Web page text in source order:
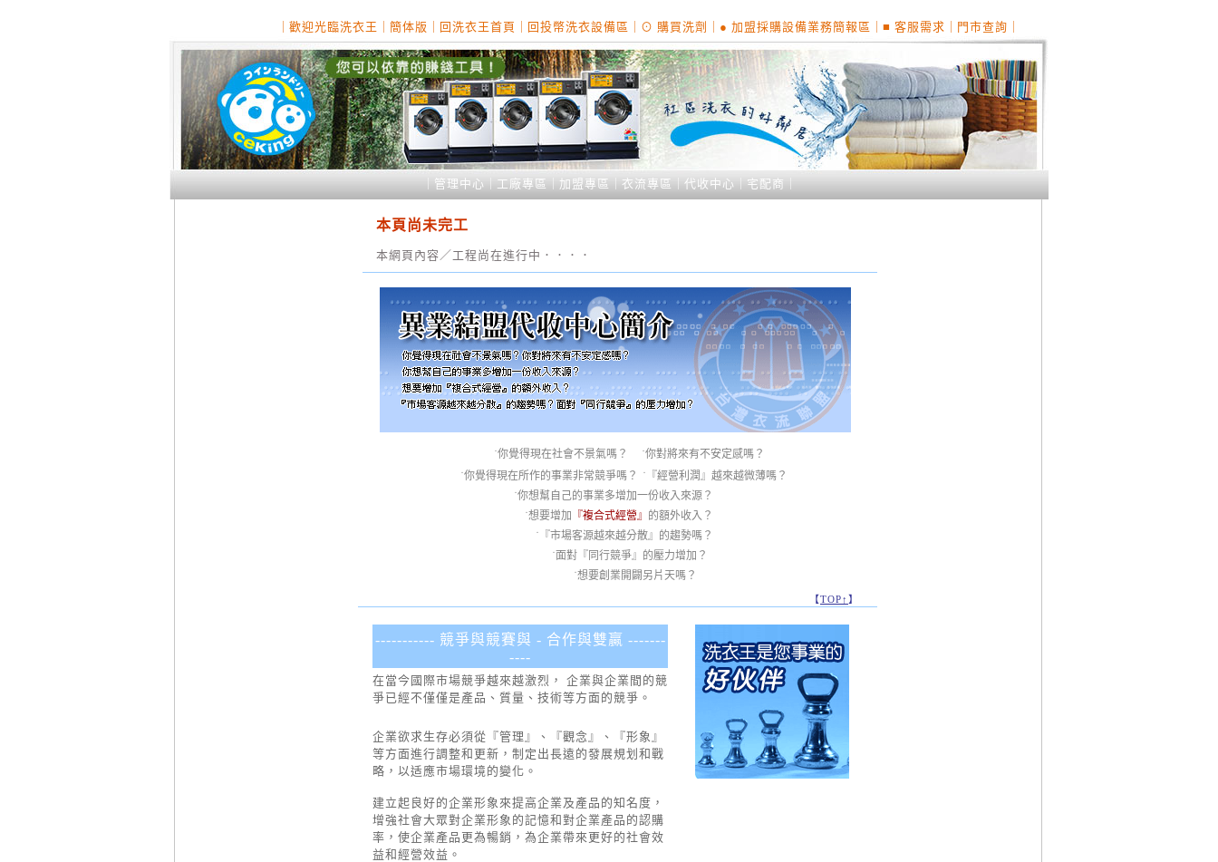
歡迎光臨洗衣王 簡体版 回洗衣王首頁 回投幣洗衣設備區 ⊙ 購買洗劑 ● 加盟採購設備業務簡報區 ■ 客服需求 門市查詢
管理中心 工廠專區 加盟專區 衣流專區 代收中心 宅配商
本頁尚未完工
本網頁內容／工程尚在進行中．．．．
˙你覺得現在社會不景氣嗎？ ˙你對將來有不安定感嗎？
˙你覺得現在所作的事業非常競爭嗎？
˙ 『經營利潤』 越來越微薄嗎？
˙你想幫自己的事業多增加一份收入來源？
˙想要增加 『複合式經營』 的額外收入？
˙『市場客源越來越分散』的趨勢嗎？
˙面對『同行競爭』的壓力增加？
˙想要創業開闢另片天嗎？
【TOP↑ 】
----------- 競爭與競賽與 - 合作與雙贏 -------
----
在當今國際市場競爭越來越激烈， 企業與企業間的競
爭已經不僅僅是產品、質量、技術等方面的競爭。
企業欲求生存必須從 『管理 』、『觀念 』、『形象 』
等方面進行調整和更新，制定出長遠的發展規划和戰
略，以适應市場環境的變化。
建立起良好的企業形象來提高企業及產品的知名度，
增強社會大眾對企業形象的記憶和對企業產品的認購
率，使企業產品更為暢銷，為企業帶來更好的社會效
益和經營效益。